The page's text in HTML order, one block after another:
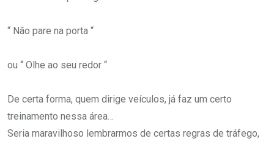
“ Não pare na porta “
ou “ Olhe ao seu redor “
De certa forma, quem dirige veículos, já faz um certo
treinamento nessa área…
Seria maravilhoso lembrarmos de certas regras de tráfego,